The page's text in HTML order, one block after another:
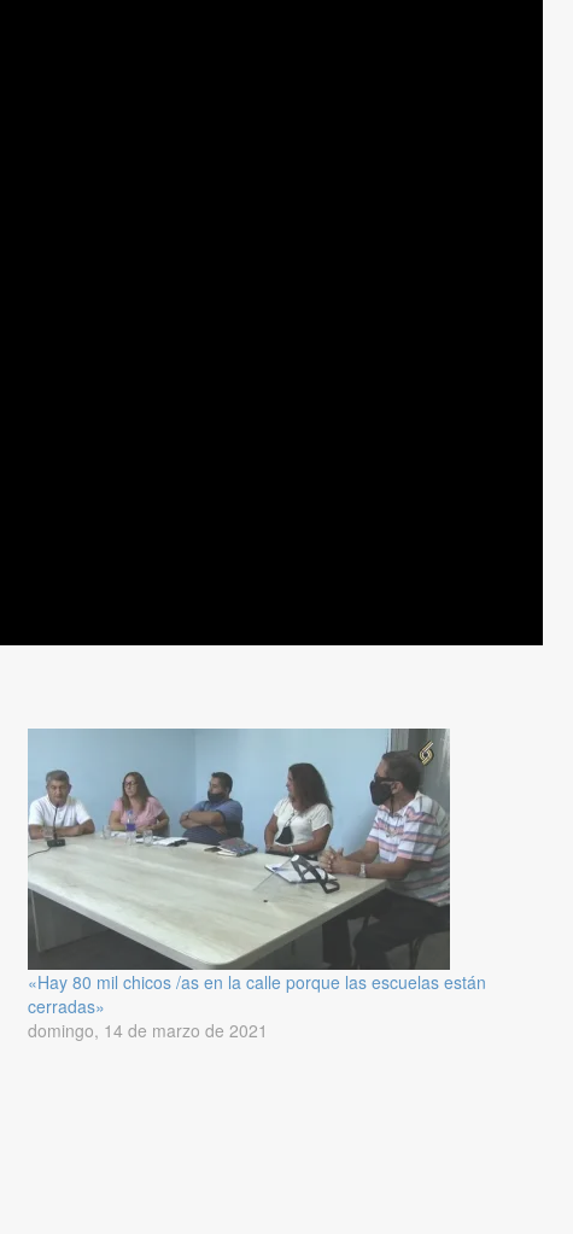
«Hay 80 mil chicos /as en la calle porque las escuelas están
cerradas»
domingo, 14 de marzo de 2021